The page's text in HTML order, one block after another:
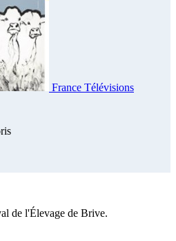
France Télévisions
de l'Élevage de Brive.